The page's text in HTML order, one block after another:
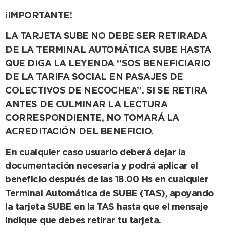
¡IMPORTANTE!
LA TARJETA SUBE NO DEBE SER RETIRADA
DE LA TERMINAL AUTOMÁTICA SUBE HASTA
QUE DIGA LA LEYENDA “SOS BENEFICIARIO
DE LA TARIFA SOCIAL EN PASAJES DE
COLECTIVOS DE NECOCHEA”. SI SE RETIRA
ANTES DE CULMINAR LA LECTURA
CORRESPONDIENTE, NO TOMARÁ LA
ACREDITACIÓN DEL BENEFICIO.
En cualquier caso usuario deberá dejar la
documentación necesaria y podrá aplicar el
beneficio después de las 18.00 Hs en cualquier
Terminal Automática de SUBE (TAS), apoyando
la tarjeta SUBE en la TAS hasta que el mensaje
indique que debes retirar tu tarjeta.